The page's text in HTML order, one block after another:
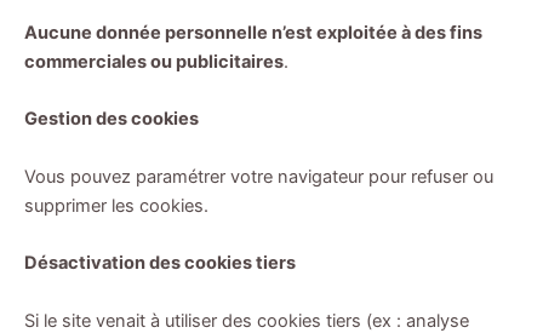
Aucune donnée personnelle n’est exploitée à des fins
commerciales ou publicitaires.
Gestion des cookies
Vous pouvez paramétrer votre navigateur pour refuser ou
supprimer les cookies.
Désactivation des cookies tiers
Si le site venait à utiliser des cookies tiers (ex : analyse